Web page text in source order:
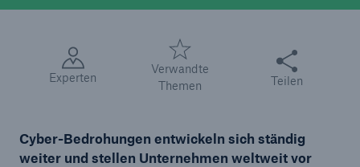
Experten
Verwandte
Themen
Diese Seite
Teilen
Cyber-Bedrohungen entwickeln sich ständig
weiter und stellen Unternehmen weltweit vor
Marine Trend Radar 2025
Naturkatastrophen